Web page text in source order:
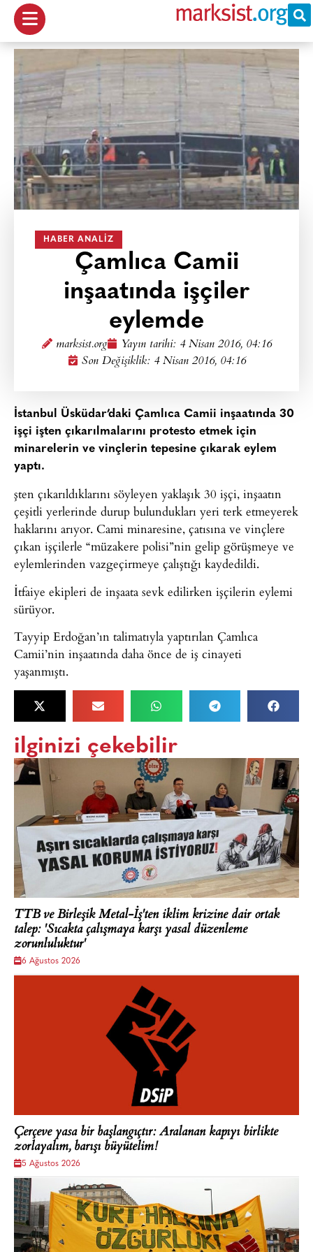
HABER ANALIZ
Çamlıca Camii
inşaatında işçiler
eylemde
marksist.org Yayın tarihi: 4 Nisan 2016, 04:16
Son Değişiklik: 4 Nisan 2016, 04:16
İstanbul Üsküdar’daki Çamlıca Camii inşaatında 30
işçi işten çıkarılmalarını protesto etmek için
minarelerin ve vinçlerin tepesine çıkarak eylem
yaptı.
şten çıkarıldıklarını söyleyen yaklaşık 30 işçi, inşaatın
çeşitli yerlerinde durup bulundukları yeri terk etmeyerek
haklarını arıyor. Cami minaresine, çatısına ve vinçlere
çıkan işçilerle “müzakere polisi”nin gelip görüşmeye ve
eylemlerinden vazgeçirmeye çalıştığı kaydedildi.
İtfaiye ekipleri de inşaata sevk edilirken işçilerin eylemi
sürüyor.
Tayyip Erdoğan’ın talimatıyla yaptırılan Çamlıca
Camii’nin inşaatında daha önce de iş cinayeti
yaşanmıştı.
ilginizi çekebilir
TTB ve Birleşik Metal-İş'ten iklim krizine dair ortak
talep: 'Sıcakta çalışmaya karşı yasal düzenleme
zorunluluktur'
6 Ağustos 2026
Çerçeve yasa bir başlangıçtır: Aralanan kapıyı birlikte
zorlayalım, barışı büyütelim!
5 Ağustos 2026